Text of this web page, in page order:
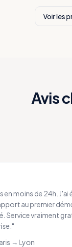
Voir les
Avis
en moins de 24h.
au premier
Service vraiment
"
→ Lyon